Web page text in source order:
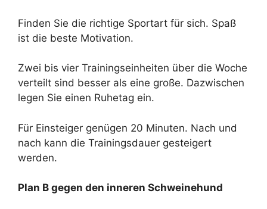
Finden Sie die richtige Sportart für sich. Spaß
ist die beste Motivation.
Zwei bis vier Trainingseinheiten über die Woche
verteilt sind besser als eine große. Dazwischen
legen Sie einen Ruhetag ein.
Für Einsteiger genügen 20 Minuten. Nach und
nach kann die Trainingsdauer gesteigert
werden.
Plan B gegen den inneren Schweinehund